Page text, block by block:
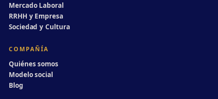
Mercado Laboral
RRHH y Empresa
Sociedad y Cultura
COMPAÑÍA
Quiénes somos
Modelo social
Blog